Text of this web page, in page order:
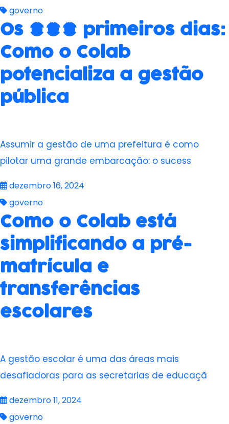
governo
Os 100 primeiros dias:
Como o Colab
potencializa a gestão
pública
Assumir a gestão de uma prefeitura é como
pilotar uma grande embarcação: o sucess
dezembro 16, 2024
governo
Como o Colab está
simplificando a pré-
matrícula e
transferências
escolares
A gestão escolar é uma das áreas mais
desafiadoras para as secretarias de educaçã
dezembro 11, 2024
governo